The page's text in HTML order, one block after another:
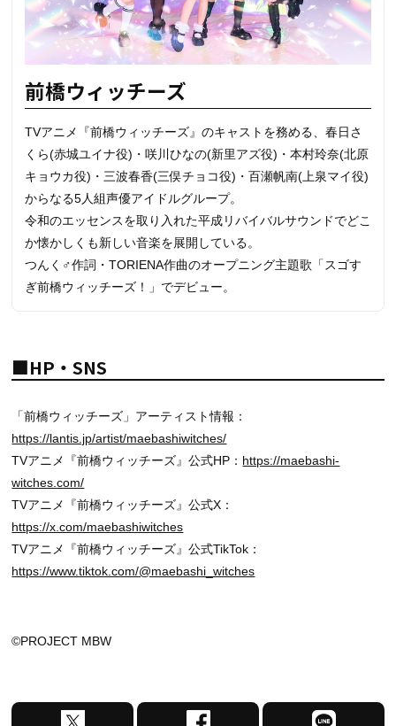
前橋ウィッチーズ
TVアニメ『前橋ウィッチーズ』のキャストを務める、春日さ
くら(赤城ユイナ役)・咲川ひなの(新里アズ役)・本村玲奈(北原
キョウカ役)・三波春香(三俣チョコ役)・百瀬帆南(上泉マイ役)
からなる5人組声優アイドルグループ。
令和のエッセンスを取り入れた平成リバイバルサウンドでどこ
か懐かしくも新しい音楽を展開している。
つんく♂作詞・TORIENA作曲のオープニング主題歌「スゴす
ぎ前橋ウィッチーズ！」でデビュー。
■HP・SNS
「前橋ウィッチーズ」アーティスト情報：
https://lantis.jp/artist/maebashiwitches/
TVアニメ『前橋ウィッチーズ』公式HP： https://maebashi-
witches.com/
TVアニメ『前橋ウィッチーズ』公式X：
https://x.com/maebashiwitches
TVアニメ『前橋ウィッチーズ』公式TikTok：
https://www.tiktok.com/@maebashi_witches
©PROJECT MBW
X
F
L